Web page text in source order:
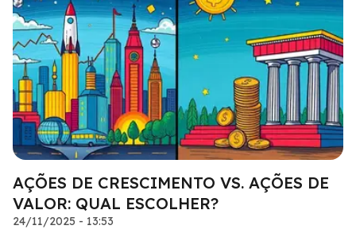
AÇÕES DE CRESCIMENTO VS. AÇÕES DE
VALOR: QUAL ESCOLHER?
24/11/2025 - 13:53